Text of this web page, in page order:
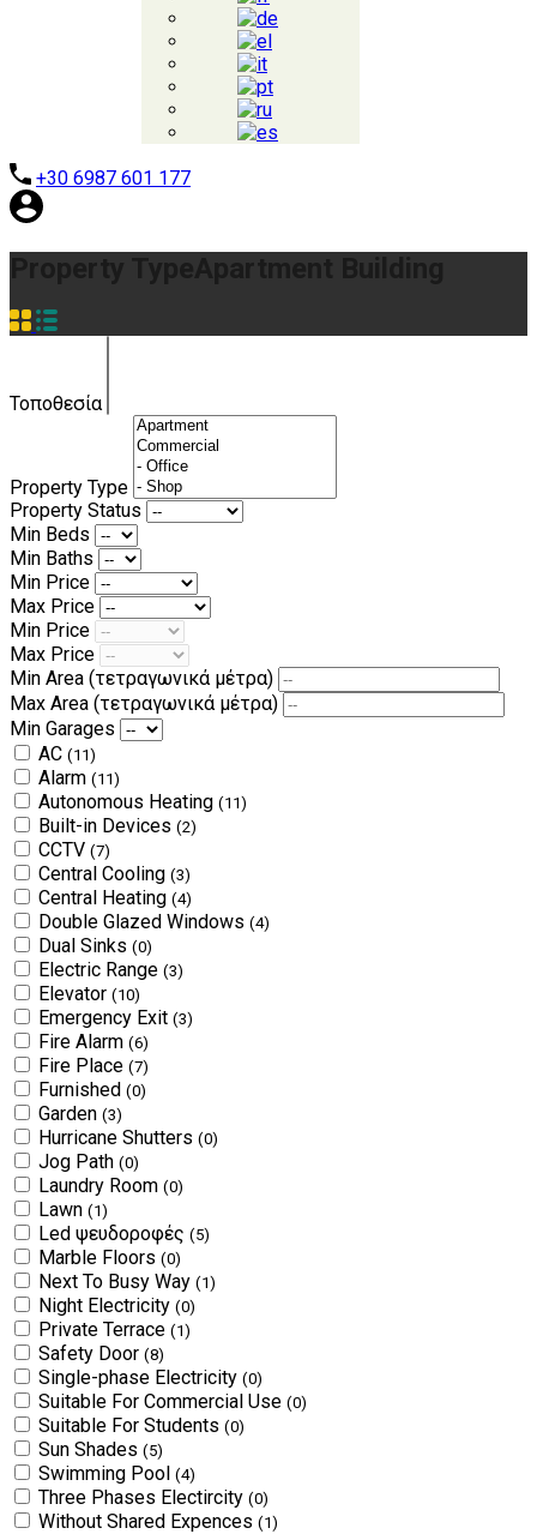
+30 6987 601 177
Τοποθεσία
Property Type
Property Status
Min Beds
Min Baths
Min Price
Max Price
Min Price
Max Price
Min Area (τετραγωνικά μέτρα)
Max Area (τετραγωνικά μέτρα)
Min Garages
AC (11)
Alarm (11)
Autonomous Heating (11)
Built-in Devices (2)
CCTV (7)
Central Cooling (3)
Central Heating (4)
Double Glazed Windows (4)
Dual Sinks (0)
Electric Range (3)
Elevator (10)
Emergency Exit (3)
Fire Alarm (6)
Fire Place (7)
Furnished (0)
Garden (3)
Hurricane Shutters (0)
Jog Path (0)
Laundry Room (0)
Lawn (1)
Led ψευδοροφές (5)
Marble Floors (0)
Next To Busy Way (1)
Night Electricity (0)
Private Terrace (1)
Safety Door (8)
Single-phase Electricity (0)
Suitable For Commercial Use (0)
Suitable For Students (0)
Sun Shades (5)
Swimming Pool (4)
Three Phases Electircity (0)
Without Shared Expences (1)